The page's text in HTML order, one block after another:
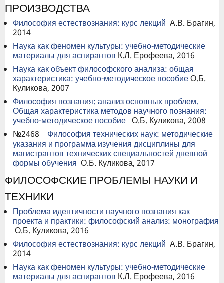
ПРОИЗВОДСТВА
Философия естествознания: курс лекций А.В. Брагин,
2014
Наука как феномен культуры: учебно-методические
материалы для аспирантов К.Л. Ерофеева, 2016
Наука как объект философского анализа: общая
характеристика: учебно-методическое пособиеО.Б.
Куликова, 2007
Философия познания: анализ основных проблем.
Общая характеристика методов научного познания:
учебно-методическое пособие О.Б. Куликова, 2008
№2468 Философия технических наук: методические
указания и программа изучения дисциплины для
магистрантов технических специальностей дневной
формы обучения О.Б. Куликова, 2017
ФИЛОСОФСКИЕ ПРОБЛЕМЫ НАУКИ И
ТЕХНИКИ
Проблема идентичности научного познания как
проекта и практики: философский анализ: монография
О.Б. Куликова, 2016
Философия естествознания: курс лекций А.В. Брагин,
2014
Наука как феномен культуры: учебно-методические
материалы для аспирантов К.Л. Ерофеева, 2016